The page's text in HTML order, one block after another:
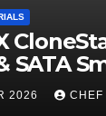
SATA
– so
2026 CHEF